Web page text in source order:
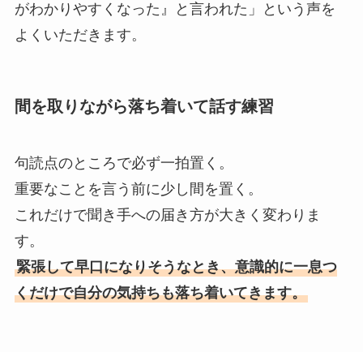
がわかりやすくなった』と言われた」という声を
よくいただきます。
間を取りながら落ち着いて話す練習
句読点のところで必ず一拍置く。
重要なことを言う前に少し間を置く。
これだけで聞き手への届き方が大きく変わりま
す。
緊張して早口になりそうなとき、意識的に一息つ
くだけで自分の気持ちも落ち着いてきます。